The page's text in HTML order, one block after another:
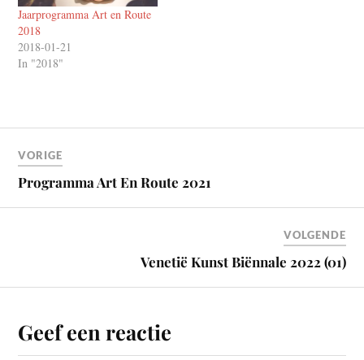
Jaarprogramma Art en Route
2018
2018-01-21
In "2018"
VORIGE
Programma Art En Route 2021
VOLGENDE
Venetië Kunst Biënnale 2022 (01)
Geef een reactie